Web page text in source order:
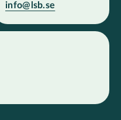
info@lsb.se